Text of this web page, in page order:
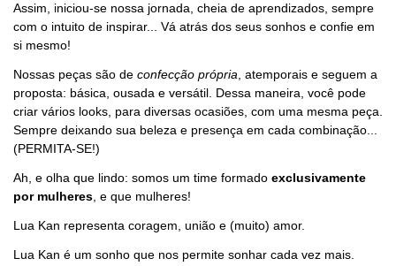
Assim, iniciou-se nossa jornada, cheia de aprendizados, sempre
com o intuito de inspirar... Vá atrás dos seus sonhos e confie em
si mesmo!
Nossas peças são de confecção própria , atemporais e seguem a
proposta: básica, ousada e versátil. Dessa maneira, você pode
criar vários looks, para diversas ocasiões, com uma mesma peça.
Sempre deixando sua beleza e presença em cada combinação...
(PERMITA-SE!)
Ah, e olha que lindo: somos um time formado exclusivamente
por mulheres , e que mulheres!
Lua Kan representa coragem, união e (muito) amor.
Lua Kan é um sonho que nos permite sonhar cada vez mais.